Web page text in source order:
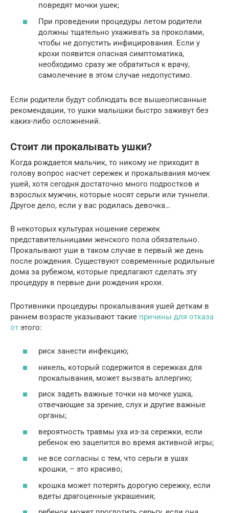
повредят мочки ушек;
При проведении процедуры летом родители
должны тщательно ухаживать за проколами,
чтобы не допустить инфицирования. Если у
крохи появится опасная симптоматика,
необходимо сразу же обратиться к врачу,
самолечение в этом случае недопустимо.
Если родители будут соблюдать все вышеописанные
рекомендации, то ушки малышки быстро заживут без
каких-либо осложнений.
Стоит ли прокалывать ушки?
Когда рождается мальчик, то никому не приходит в
голову вопрос насчет сережек и прокалывания мочек
ушей, хотя сегодня достаточно много подростков и
взрослых мужчин, которые носят серьги или туннели.
Другое дело, если у вас родилась девочка…
В некоторых культурах ношение сережек
представительницами женского пола обязательно.
Прокалывают уши в таком случае в первый же день
после рождения. Существуют современные родильные
дома за рубежом, которые предлагают сделать эту
процедуру в первые дни рождения крохи.
Противники процедуры прокалывания ушей деткам в
раннем возрасте указывают такие причины для отказа
от этого:
риск занести инфекцию;
никель, который содержится в сережках для
прокалывания, может вызвать аллергию;
риск задеть важные точки на мочке ушка,
отвечающие за зрение, слух и другие важные
органы;
вероятность травмы уха из-за сережки, если
ребенок ею зацепится во время активной игры;
не все согласны с тем, что серьги в ушах
крошки, – это красиво;
крошка может потерять дорогую сережку, если
вдеты драгоценные украшения;